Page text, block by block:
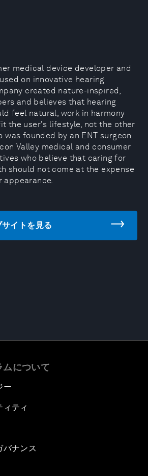
medical device developer and
on innovative hearing
created nature-inspired,
and believes that hearing
feel natural, work in harmony
the user's lifestyle, not the other
was founded by an ENT surgeon
Valley medical and consumer
who believe that caring for
should not come at the expense
appearance.
イトを見る
について
ー
ティ
バナンス